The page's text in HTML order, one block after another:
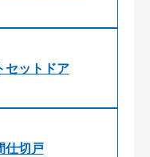
ットドア
仕切戸